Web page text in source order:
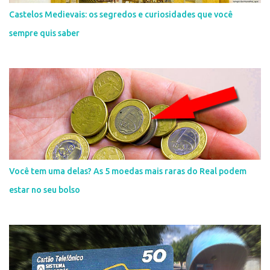
Castelos Medievais: os segredos e curiosidades que você
sempre quis saber
Você tem uma delas? As 5 moedas mais raras do Real podem
estar no seu bolso